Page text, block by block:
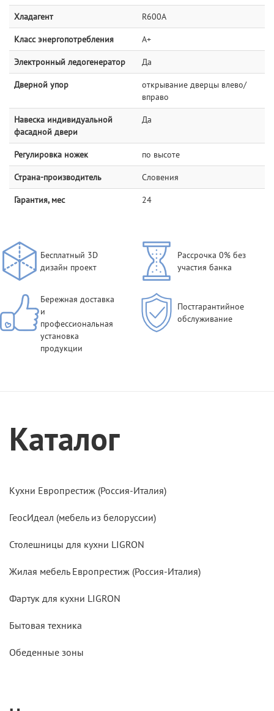
Хладагент R600A
Класс энергопотребления А+
Электронный ледогенератор Да
Дверной упор
открывание дверцы влево/
вправо
Навеска индивидуальной
фасадной двери
Да
Регулировка ножек по высоте
Страна-производитель Словения
Гарантия, мес 24
Бесплатный 3D
дизайн проект
Рассрочка 0% без
участия банка
Бережная доставка
и
профессиональная
установка
продукции
Постгарантийное
обслуживание
Каталог
Кухни Европрестиж (Россия-Италия)
ГеосИдеал (мебель из белоруссии)
Столешницы для кухни LIGRON
Жилая мебель Европрестиж (Россия-Италия)
Фартук для кухни LIGRON
Бытовая техника
Обеденные зоны